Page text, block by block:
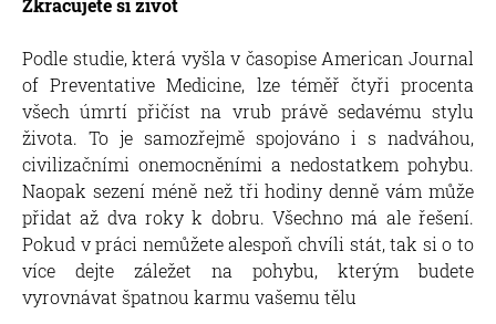
Podle studie, která vyšla v časopise American Journal
of Preventative Medicine, lze téměř čtyři procenta
všech úmrtí přičíst na vrub právě sedavému stylu
života. To je samozřejmě spojováno i s nadváhou,
civilizačními onemocněními a nedostatkem pohybu.
Naopak sezení méně než tři hodiny denně vám může
přidat až dva roky k dobru. Všechno má ale řešení.
Pokud v práci nemůžete alespoň chvíli stát, tak si o to
více dejte záležet na pohybu, kterým budete
vyrovnávat špatnou karmu vašemu tělu